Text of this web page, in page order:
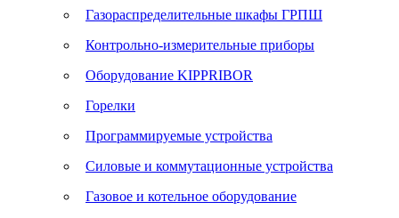
Газораспределительные шкафы ГРПШ
Контрольно-измерительные приборы
Оборудование KIPPRIBOR
Горелки
Программируемые устройства
Силовые и коммутационные устройства
Газовое и котельное оборудование